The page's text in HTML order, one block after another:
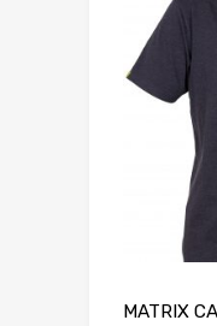
MATRIX